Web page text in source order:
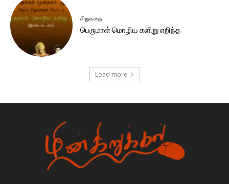
சிறுகதை
பெருமாள் மொழிய களிறு எறிந்த
Load more